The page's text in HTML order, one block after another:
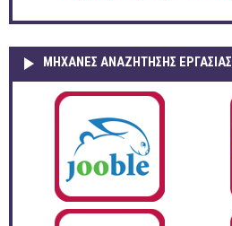
ΜΗΧΑΝΕΣ ΑΝΑΖΗΤΗΣΗΣ ΕΡΓΑΣΙΑΣ